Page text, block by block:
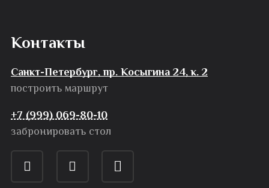
Контакты
Санкт-Петербург, пр. Косыгина 24, к. 2
построить маршрут
+7 (999) 069-80-10
забронировать стол